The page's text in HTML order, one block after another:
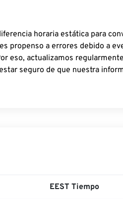
horaria estática para
propenso a errores debido a
eso, actualizamos
seguro de que nuestra
EEST Tiempo